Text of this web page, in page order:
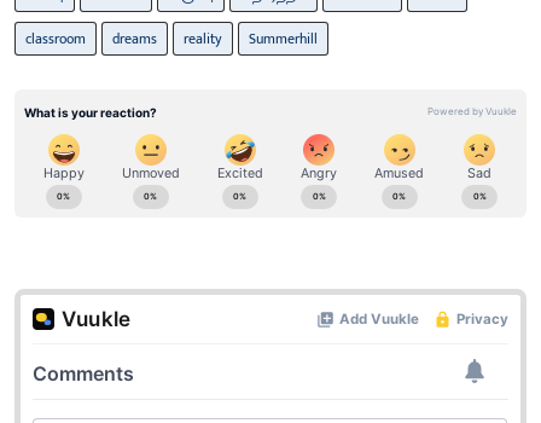
classroom
dreams reality Summerhill